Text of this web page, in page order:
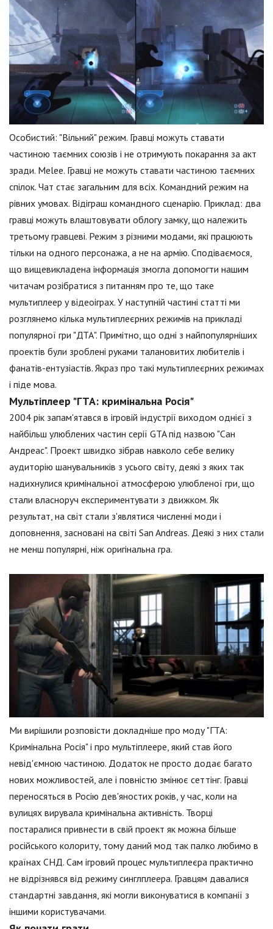
Особистий: "Вільний" режим. Гравці можуть ставати
частиною таємних союзів і не отримують покарання за акт
зради. Melee. Гравці не можуть ставати частиною таємних
спілок. Чат стає загальним для всіх. Командний режим на
рівних умовах. Відіграш командного сценарію. Приклад: два
гравці можуть влаштовувати облогу замку, що належить
третьому гравцеві. Режим з різними модами, які працюють
тільки на одного персонажа, а не на армію. Сподіваємося,
що вищевикладена інформація змогла допомогти нашим
читачам розібратися з питанням про те, що таке
мультиплеер у відеоіграх. У наступній частині статті ми
розглянемо кілька мультиплеєрних режимів на прикладі
популярної гри "ДТА". Примітно, що одні з найпопулярніших
проектів були зроблені руками талановитих любителів і
фанатів-ентузіастів. Якраз про такі мультиплеєрних режимах
і піде мова.
Мультіплеер "ГТА: кримінальна Росія"
2004 рік запам'ятався в ігровій індустрії виходом однієї з
найбільш улюблених частин серії GTA під назвою "Сан
Андреас". Проект швидко зібрав навколо себе велику
аудиторію шанувальників з усього світу, деякі з яких так
надихнулися кримінальної атмосферою улюбленої гри, що
стали власноруч експериментувати з движком. Як
результат, на світ стали з'являтися численні моди і
доповнення, засновані на світі San Andreas. Деякі з них стали
не менш популярні, ніж оригінальна гра.
Ми вирішили розповісти докладніше про моду "ГТА:
Кримінальна Росія" і про мультіплеере, який став його
невід'ємною частиною. Додаток не просто додає багато
нових можливостей, але і повністю змінює сеттінг. Гравці
переносяться в Росію дев'яностих років, у час, коли на
вулицях вирувала кримінальна активність. Творці
постаралися привнести в свій проект як можна більше
російського колориту, тому даний мод так палко любимо в
країнах СНД. Сам ігровий процес мультиплеєра практично
не відрізнявся від режиму синглплеера. Гравцям давалися
стандартні завдання, які могли виконуватися в компанії з
іншими користувачами.